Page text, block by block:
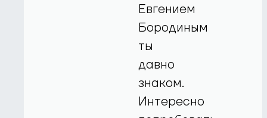
Евгением
Бородиным
ты
давно
знаком.
Интересно